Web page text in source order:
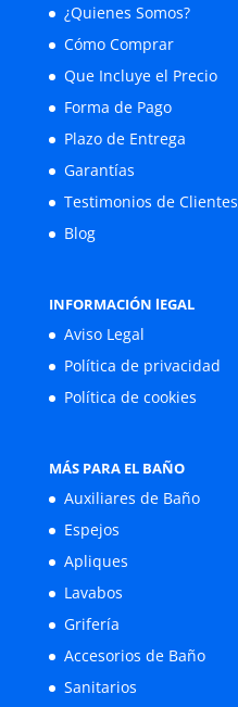
¿Quienes Somos?
Cómo Comprar
Que Incluye el Precio
Forma de Pago
Plazo de Entrega
Garantías
Testimonios de Clientes
Blog
INFORMACIÓN lEGAL
Aviso Legal
Política de privacidad
Política de cookies
MÁS PARA EL BAÑO
Auxiliares de Baño
Espejos
Apliques
Lavabos
Grifería
Accesorios de Baño
Sanitarios